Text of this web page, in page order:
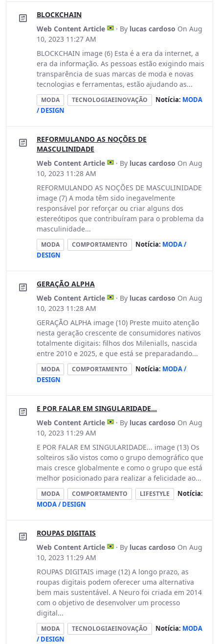
BLOCKCHAIN
Web Content Article
· By lucas cardoso On Aug
10, 2023 11:27 AM
BLOCKCHAIN image (6) Esta é a era da internet, a
era da informação. As pessoas estão exigindo mais
transparência de suas marcas de moda e novas
tecnologias e ferramentas, estão ajudando as...
MODA TECNOLOGIAEINOVAÇÃO Notícia: MODA
/ DESIGN
REFORMULANDO AS NOÇÕES DE
MASCULINIDADE
Web Content Article
· By lucas cardoso On Aug
10, 2023 11:28 AM
REFORMULANDO AS NOÇÕES DE MASCULINIDADE
image (7) A moda têm sido inegavelmente
responsável por reforçar ou criar alguns dos
estereótipos que contribuíram para o problema da
masculinidade...
MODA COMPORTAMENTO Notícia: MODA /
DESIGN
GERAÇÃO ALPHA
Web Content Article
· By lucas cardoso On Aug
10, 2023 11:28 AM
GERAÇÃO ALPHA image (10) Preste muito atenção
nesta geração crescente de consumidores nativos
totalmente digitais: filhos dos Milenialls, nascida
entre 2010 e 2025, e que está se preparadando...
MODA COMPORTAMENTO Notícia: MODA /
DESIGN
E POR FALAR EM SINGULARIDADE...
Web Content Article
· By lucas cardoso On Aug
10, 2023 11:29 AM
E POR FALAR EM SINGULARIDADE... image (13) Os
solteiros são vistos como o grupo demográfico que
mais cresce globalmente e como o grupo que está
melhor posicionado para realizar a felicidade ao...
MODA COMPORTAMENTO LIFESTYLE
Notícia:
MODA / DESIGN
ROUPAS DIGITAIS
Web Content Article
· By lucas cardoso On Aug
10, 2023 11:29 AM
ROUPAS DIGITAIS image (12) A longo prazo, as
roupas digitais podem oferecer uma alternativa
bem mais sustentável. A Neuro foi criada em 2014
com o objetivo de desenvolver um processo
digital...
MODA TECNOLOGIAEINOVAÇÃO Notícia: MODA
/ DESIGN